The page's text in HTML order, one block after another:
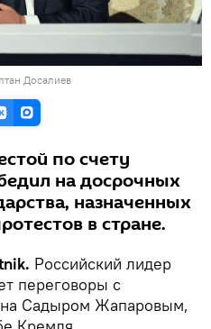
Досалиев
по счету
на досрочных
назначенных
в стране.
Российский лидер
переговоры с
Садыром Жапаровым,